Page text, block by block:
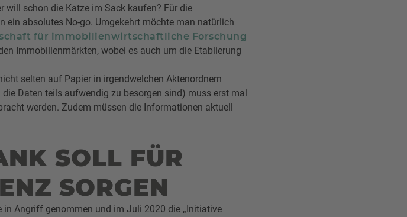
will schon die Katze im Sack kaufen? Für die
absolutes No-go. Umgekehrt möchte man natürlich
für immobilienwirtschaftliche Forschung
Immobilienmärkten, wobei es auch um die Etablierung
selten auf Papier in irgendwelchen Aktenordnern
Daten teils aufwendig zu besorgen sind) muss erst mal
werden. Zudem müssen die Informationen aktuell
SOLL FÜR
SORGEN
Angriff genommen und im Juli 2020 die „Initiative